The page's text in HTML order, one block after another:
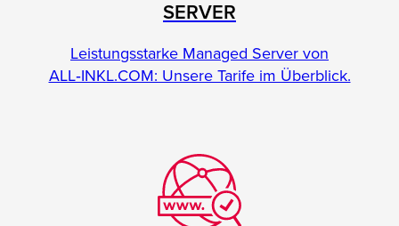
SERVER
Leistungsstarke Managed Server von
ALL‑INKL.COM: Unsere Tarife im Überblick.